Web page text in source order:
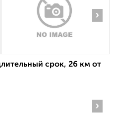
›
срок, 26 км от
›